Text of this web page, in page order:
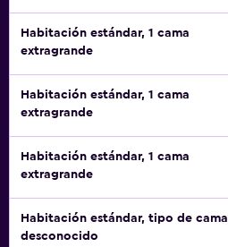
Habitación estándar, 1 cama
extragrande
Habitación estándar, 1 cama
extragrande
Habitación estándar, 1 cama
extragrande
Habitación estándar, tipo de cama
desconocido